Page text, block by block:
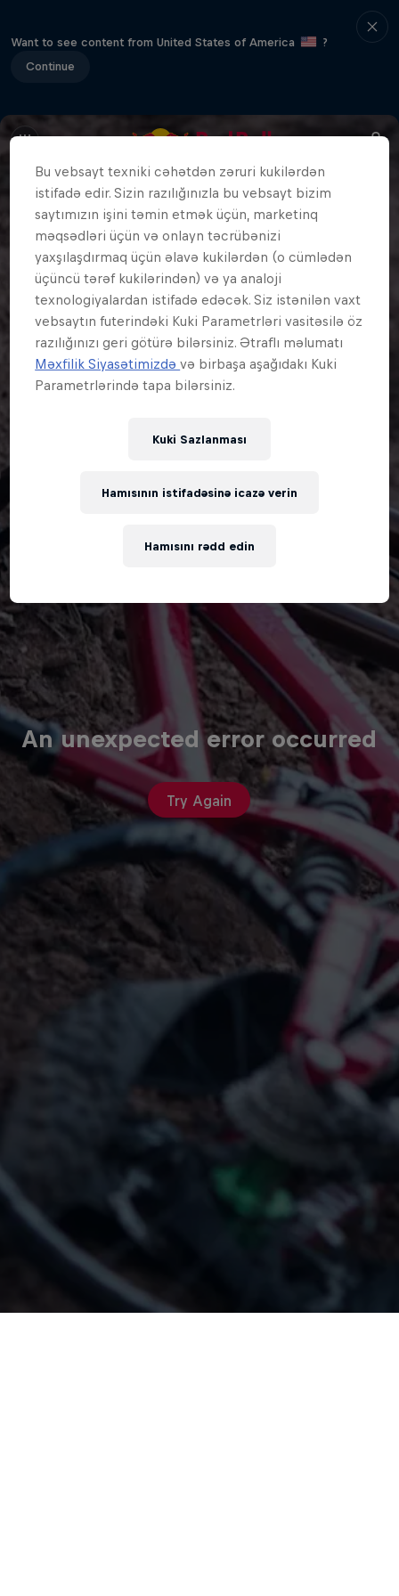
Want to see content from United States of America
?
Continue
An unexpected error occurred
Try Again
Bu vebsayt texniki cəhətdən zəruri kukilərdən
istifadə edir. Sizin razılığınızla bu vebsayt bizim
saytımızın işini təmin etmək üçün, marketinq
məqsədləri üçün və onlayn təcrübənizi
yaxşılaşdırmaq üçün əlavə kukilərdən (o cümlədən
üçüncü tərəf kukilərindən) və ya analoji
texnologiyalardan istifadə edəcək. Siz istənilən vaxt
vebsaytın futerindəki Kuki Parametrləri vasitəsilə öz
razılığınızı geri götürə bilərsiniz. Ətraflı məlumatı
Məxfilik Siyasətimizdəvə birbaşa aşağıdakı Kuki
Parametrlərində tapa bilərsiniz.
Kuki Sazlanması
Hamısını rədd edin
Hamısının istifadəsinə icazə verin